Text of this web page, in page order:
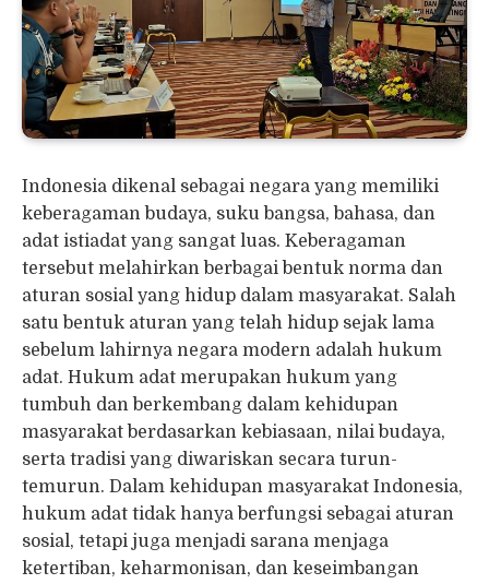
Indonesia dikenal sebagai negara yang memiliki
keberagaman budaya, suku bangsa, bahasa, dan
adat istiadat yang sangat luas. Keberagaman
tersebut melahirkan berbagai bentuk norma dan
aturan sosial yang hidup dalam masyarakat. Salah
satu bentuk aturan yang telah hidup sejak lama
sebelum lahirnya negara modern adalah hukum
adat. Hukum adat merupakan hukum yang
tumbuh dan berkembang dalam kehidupan
masyarakat berdasarkan kebiasaan, nilai budaya,
serta tradisi yang diwariskan secara turun-
temurun. Dalam kehidupan masyarakat Indonesia,
hukum adat tidak hanya berfungsi sebagai aturan
sosial, tetapi juga menjadi sarana menjaga
ketertiban, keharmonisan, dan keseimbangan